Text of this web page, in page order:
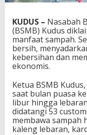
KUDUS – Nasabah
(BSMB) Kudus
manfaat sampah.
bersih,
kebersihan dan
ekonomis.
Ketua BSMB
saat bulan puasa
libur hingga
didatangi 53
membawa sampah
kaleng lebaran,